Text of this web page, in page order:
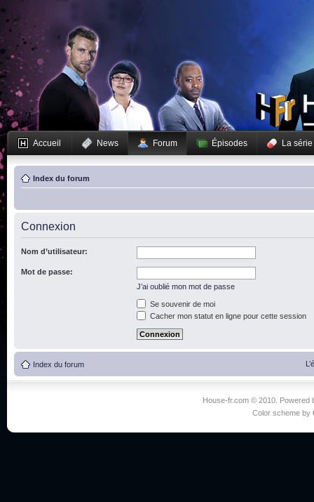
Accueil News Forum Épisodes La série
Index du forum
Connexion
Nom d’utilisateur:
Mot de passe:
J’ai oublié mon mot de passe
Se souvenir de moi
Cacher mon statut en ligne pour cette session
Index du forum
House-fr.com © 2010. Powered
Color scheme by